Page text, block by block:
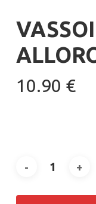
10.90 €